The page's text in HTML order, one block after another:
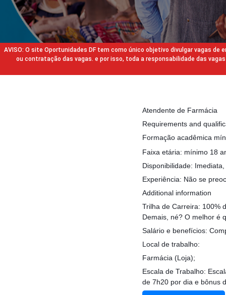
AVISO: O site Oportunidades DF tem como único objetivo divulgar vagas
ou contratação das vagas. e por isso, toda a responsabilidade das
Atendente de Farmácia
Requirements and
Formação acadêmica
Faixa etária: mínimo 18
Disponibilidade:
Experiência: Não se
Additional information
Trilha de Carreira: 100%
Demais, né? O melhor é
Salário e benefícios:
Local de trabalho:
Farmácia (Loja);
Escala de Trabalho:
de 7h20 por dia e bônus